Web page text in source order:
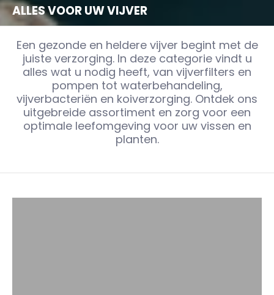
ALLES VOOR UW VIJVER
Een gezonde en heldere vijver begint met de
juiste verzorging. In deze categorie vindt u
alles wat u nodig heeft, van vijverfilters en
pompen tot waterbehandeling,
vijverbacteriën en koiverzorging. Ontdek ons
uitgebreide assortiment en zorg voor een
optimale leefomgeving voor uw vissen en
planten.